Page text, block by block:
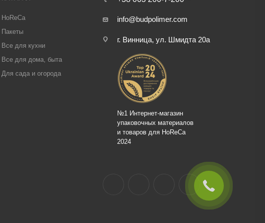
HoReCa
Пакеты
Все для кухни
Все для дома, быта
Для сада и огорода
info@budpolimer.com
г. Винница, ул. Шмидта 20а
№1 Интернет-магазин
упаковочных материалов
и товаров для HoReCa
2024